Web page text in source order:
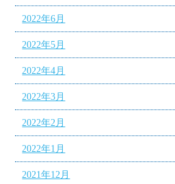
2022年6月
2022年5月
2022年4月
2022年3月
2022年2月
2022年1月
2021年12月